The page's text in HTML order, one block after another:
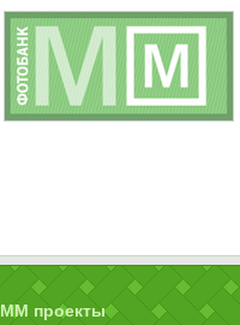
ММ проекты